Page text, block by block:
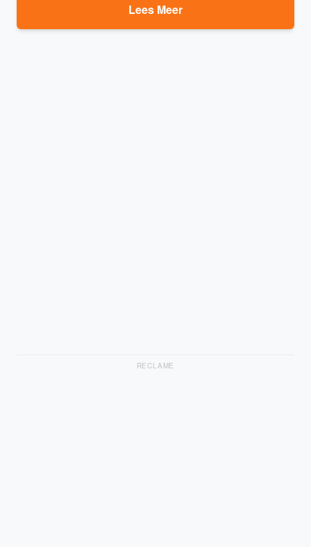
Lees Meer
RECLAME